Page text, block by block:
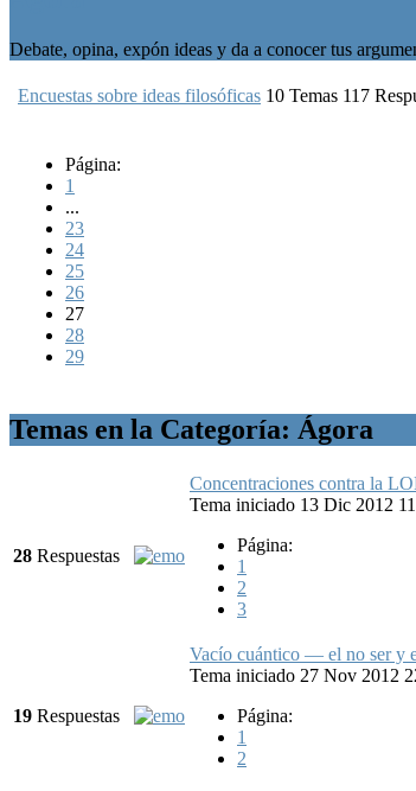
Debate, opina, expón ideas y da a conocer tus
Encuestas sobre ideas filosóficas 10 Temas 117
Página:
1
...
23
24
25
26
27
28
29
Temas en la Categoría: Ágora
28 Respuestas
Concentraciones contra la
Tema iniciado 13 Dic 2012
Página:
1
2
3
19 Respuestas
Vacío cuántico — el no ser y
Tema iniciado 27 Nov 2012
Página:
1
2